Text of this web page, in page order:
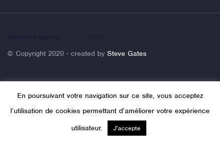
© Copyright 2020 - created by Steve Gates
En poursuivant votre navigation sur ce site, vous acceptez
l’utilisation de cookies permettant d’améliorer votre expérience
utilisateur.
J'accepte